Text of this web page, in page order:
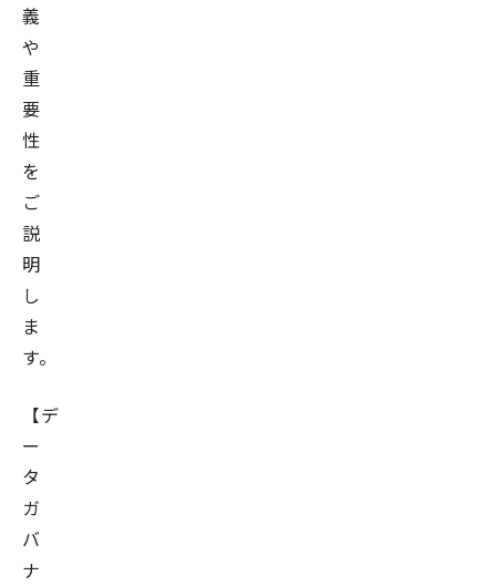
義
や
重
要
性
を
ご
説
明
し
ま
す。
【デ
ー
タ
ガ
バ
ナ